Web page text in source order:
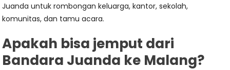
Juanda untuk rombongan keluarga, kantor, sekolah,
komunitas, dan tamu acara.
Apakah bisa jemput dari
Bandara Juanda ke Malang?